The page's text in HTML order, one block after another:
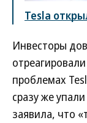
Tesla
Инвесторы
проблемах
сразу же
заявила, что